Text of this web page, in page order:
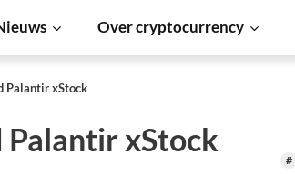
Over cryptocurrency
Palantir xStock
xStock
#